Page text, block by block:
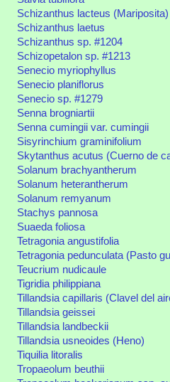
Schizanthus lacteus (Mariposita)
Schizanthus laetus
Schizanthus sp. #1204
Schizopetalon sp. #1213
Senecio myriophyllus
Senecio planiflorus
Senecio sp. #1279
Senna brogniartii
Senna cumingii var. cumingii
Sisyrinchium graminifolium
Skytanthus acutus (Cuerno de
Solanum brachyantherum
Solanum heterantherum
Solanum remyanum
Stachys pannosa
Suaeda foliosa
Tetragonia angustifolia
Tetragonia pedunculata (Pasto
Teucrium nudicaule
Tigridia philippiana
Tillandsia capillaris (Clavel del
Tillandsia geissei
Tillandsia landbeckii
Tillandsia usneoides (Heno)
Tiquilia litoralis
Tropaeolum beuthii